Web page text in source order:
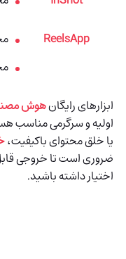
ReelsApp
ابزارهای رایگانهوش
اولیه و سرگرمی مناسب
یا خلق محتوای باکیفیت،
ضروری است تا خروجی
اختیار داشته باشید.